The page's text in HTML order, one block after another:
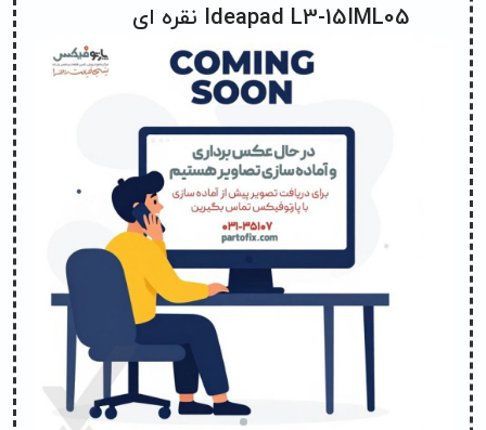
Ideapad L3-15IML05 نقره ای